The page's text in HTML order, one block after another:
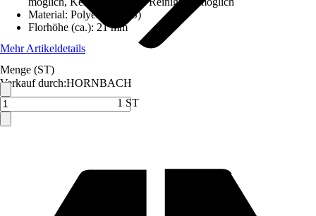
Verkauf durch:HORNBACH
Material: Polyester (PES)
Florhöhe (ca.): 21 mm
Mehr Artikeldetails
Menge (ST)
1 ST